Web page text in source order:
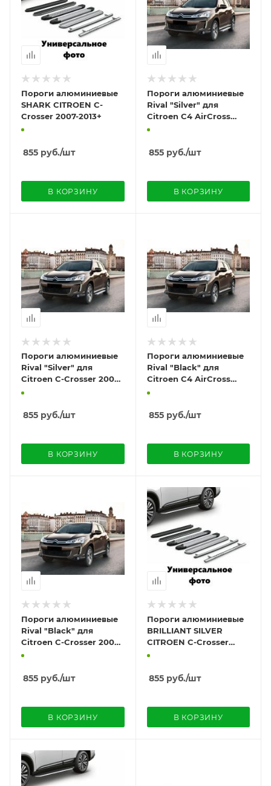
Пороги алюминиевые
SHARK CITROEN C-
Crosser 2007-2013+
855 руб./шт
В КОРЗИНУ
Пороги алюминиевые
Rival "Silver" для
Citroen C4 AirCross
2012-
855руб./шт
В КОРЗИНУ
Пороги алюминиевые
Rival "Silver" для
Citroen C-Crosser 2007-
2013
855 руб./шт
В КОРЗИНУ
Пороги алюминиевые
Rival "Black" для
Citroen C4 AirCross
2012-
855руб./шт
В КОРЗИНУ
Пороги алюминиевые
Rival "Black" для
Citroen C-Crosser 2007-
2013
855 руб./шт
В КОРЗИНУ
Пороги алюминиевые
BRILLIANT SILVER
CITROEN C-Crosser
2007-2013+
855руб./шт
В КОРЗИНУ